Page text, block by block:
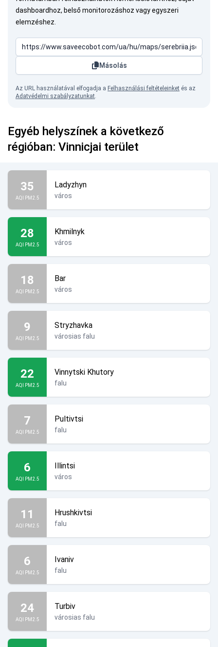
dashboardhoz, belső monitorozáshoz vagy egyszeri
elemzéshez.
Másolás
Az URL használatával elfogadja a Felhasználási feltételeinket és az
Adatvédelmi szabályzatunkat.
Egyéb helyszínek a következő
régióban: Vinnicjai terület
35
AQI PM2.5
Ladyzhyn
város
28
AQI PM2.5
Khmilnyk
város
18
AQI PM2.5
Bar
város
9
AQI PM2.5
Stryzhavka
városias falu
22
AQI PM2.5
Vinnytski Khutory
falu
7
AQI PM2.5
Pultivtsi
falu
6
AQI PM2.5
Illintsi
város
11
AQI PM2.5
Hrushkivtsi
falu
6
AQI PM2.5
Ivaniv
falu
24
AQI PM2.5
Turbiv
városias falu